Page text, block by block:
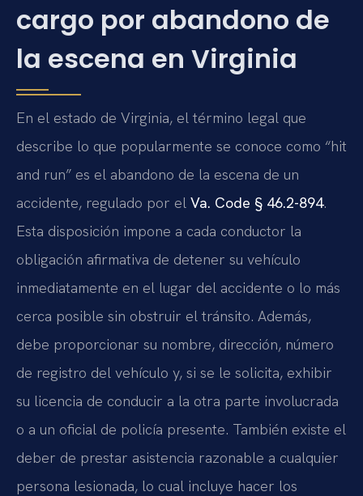
cargo por abandono de
la escena en Virginia
En el estado de Virginia, el término legal que
describe lo que popularmente se conoce como “hit
and run” es el abandono de la escena de un
accidente, regulado por el Va. Code § 46.2-894.
Esta disposición impone a cada conductor la
obligación afirmativa de detener su vehículo
inmediatamente en el lugar del accidente o lo más
cerca posible sin obstruir el tránsito. Además,
debe proporcionar su nombre, dirección, número
de registro del vehículo y, si se le solicita, exhibir
su licencia de conducir a la otra parte involucrada
o a un oficial de policía presente. También existe el
deber de prestar asistencia razonable a cualquier
persona lesionada, lo cual incluye hacer los